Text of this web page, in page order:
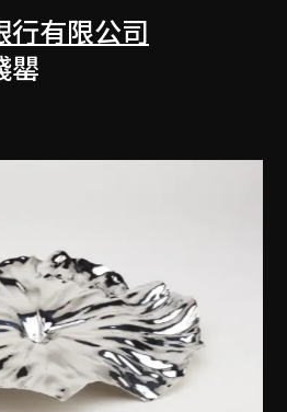
行有限公司
罌